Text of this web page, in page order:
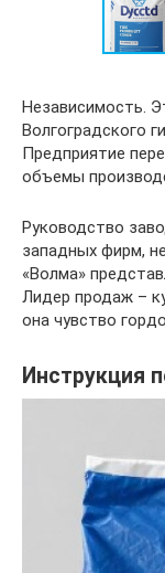
Независимость.
Волгоградского
Предприятие
объемы
Руководство
западных фирм,
«Волма»
Лидер продаж –
она чувство
Инструкция